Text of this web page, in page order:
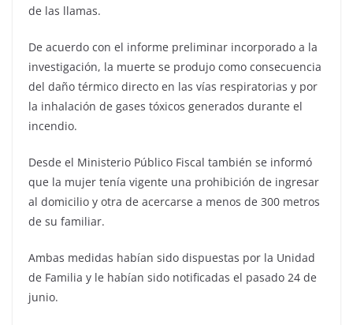
de las llamas.
De acuerdo con el informe preliminar incorporado a la
investigación, la muerte se produjo como consecuencia
del daño térmico directo en las vías respiratorias y por
la inhalación de gases tóxicos generados durante el
incendio.
Desde el Ministerio Público Fiscal también se informó
que la mujer tenía vigente una prohibición de ingresar
al domicilio y otra de acercarse a menos de 300 metros
de su familiar.
Ambas medidas habían sido dispuestas por la Unidad
de Familia y le habían sido notificadas el pasado 24 de
junio.